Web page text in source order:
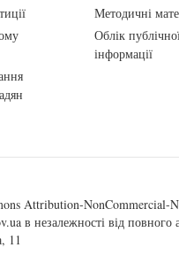
Методичні
Облік
інформації
Attribution-NonCommercial-
в незалежності від повного
11